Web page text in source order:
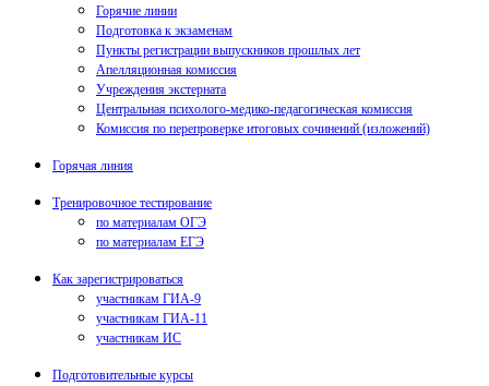
Горячие линии
Подготовка к экзаменам
Пункты регистрации выпускников прошлых лет
Апелляционная комиссия
Учреждения экстерната
Центральная психолого-медико-педагогическая комиссия
Комиссия по перепроверке итоговых сочинений (изложений)
Горячая линия
Тренировочное тестирование
по материалам ОГЭ
по материалам ЕГЭ
Как зарегистрироваться
участникам ГИА-9
участникам ГИА-11
участникам ИС
Подготовительные курсы